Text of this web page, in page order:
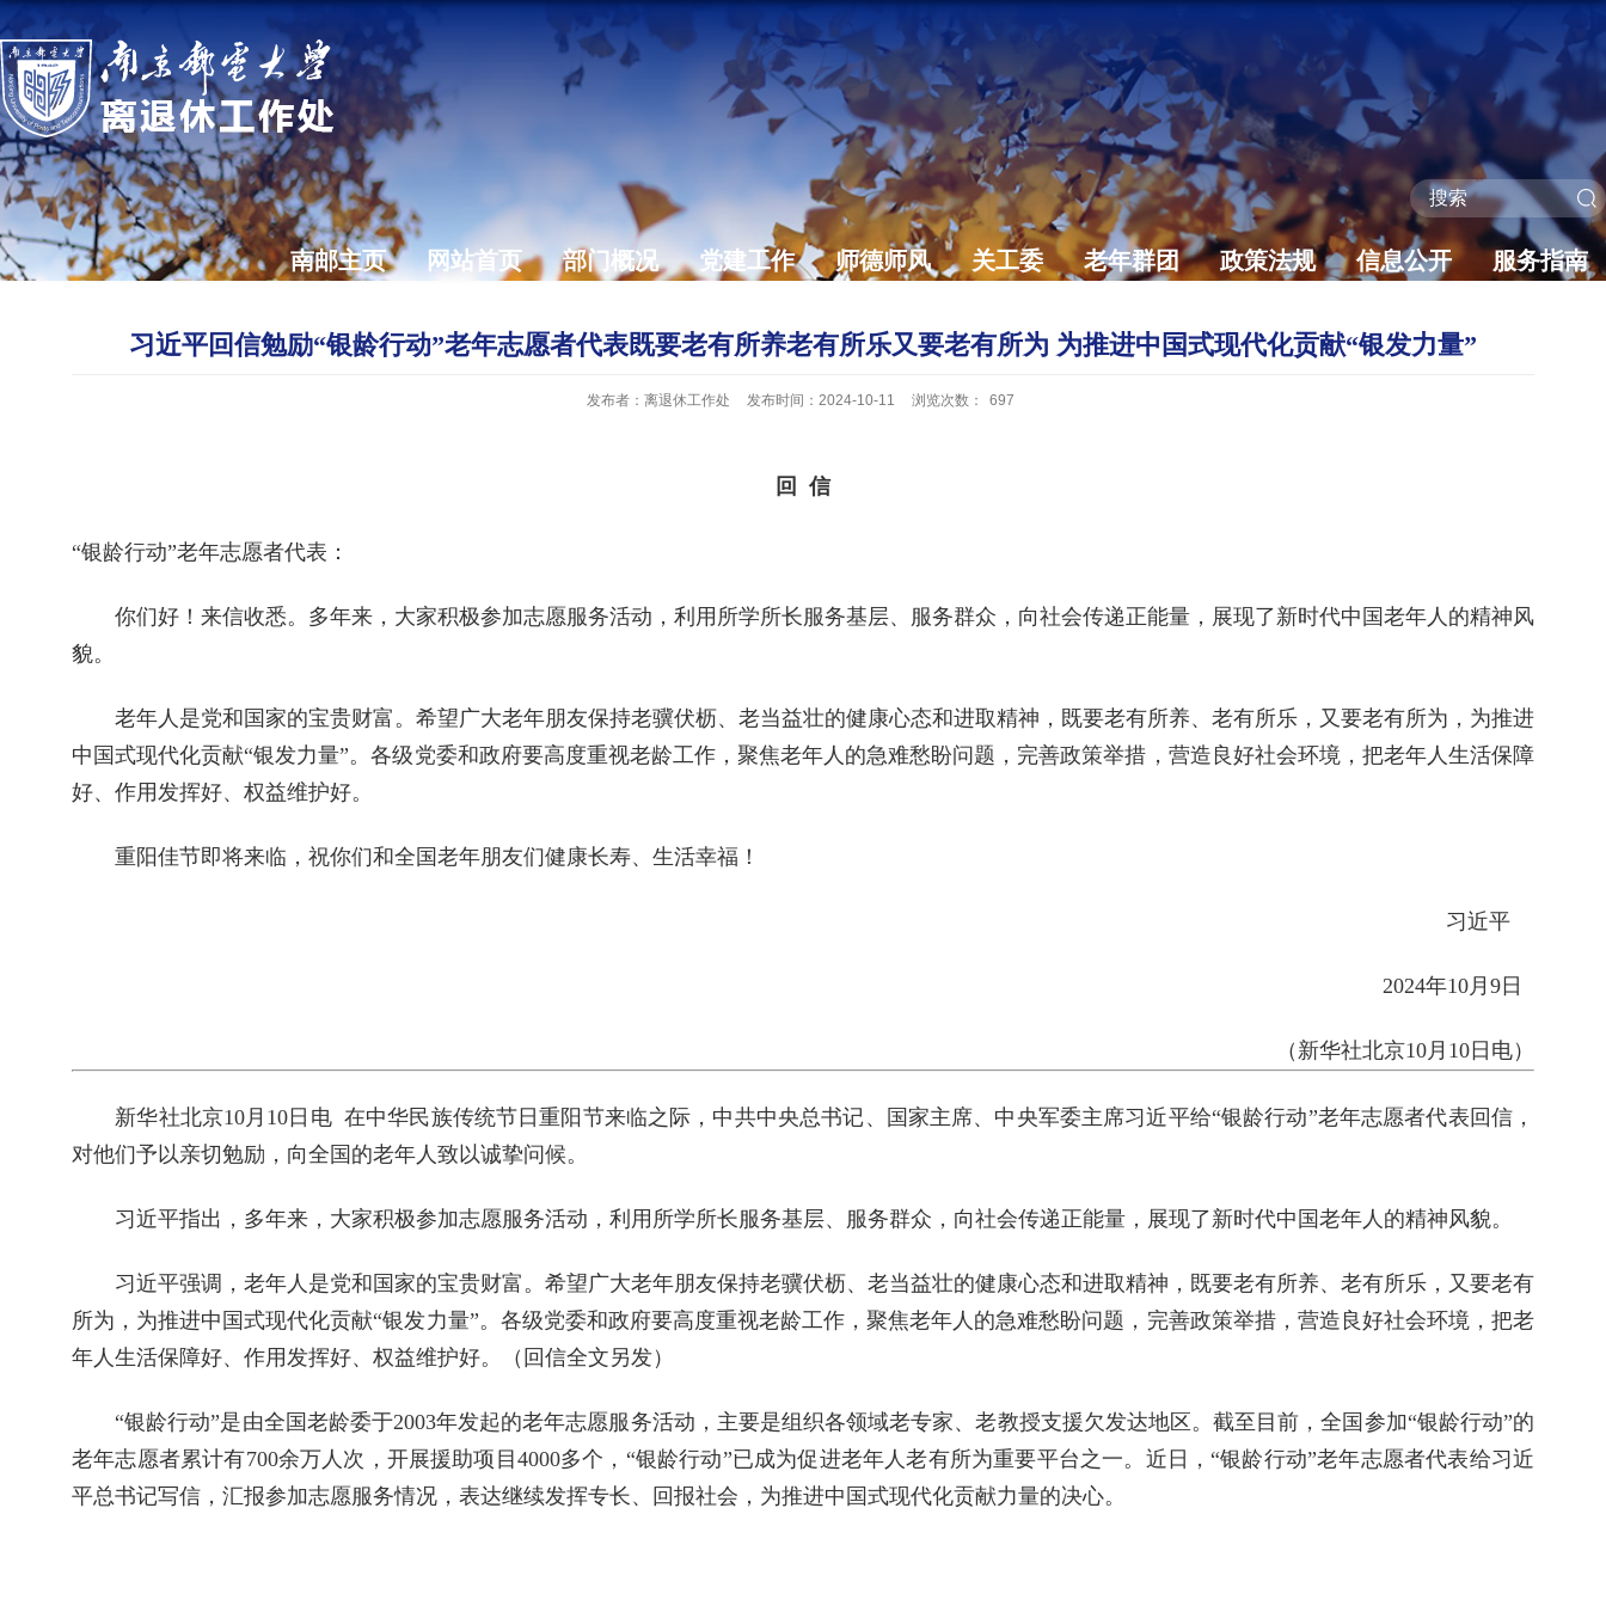
南邮主页 网站首页 部门概况 党建工作 师德师风 关工委 老年群团 政策法规 信息公开 服务指南
习近平回信勉励“银龄行动”老年志愿者代表既要老有所养老有所乐又要老有所为 为推进中国式现代化贡献“银发力量”
发布者：离退休工作处 发布时间：2024-10-11 浏览次数： 697
回 信
“银龄行动”老年志愿者代表：
你们好！来信收悉。多年来，大家积极参加志愿服务活动，利用所学所长服务基层、服务群众，向社会传递正能量，展现了新时代中国老年人的精神风
貌。
老年人是党和国家的宝贵财富。希望广大老年朋友保持老骥伏枥、老当益壮的健康心态和进取精神，既要老有所养、老有所乐，又要老有所为，为推进
中国式现代化贡献“银发力量”。各级党委和政府要高度重视老龄工作，聚焦老年人的急难愁盼问题，完善政策举措，营造良好社会环境，把老年人生活保障
好、作用发挥好、权益维护好。
重阳佳节即将来临，祝你们和全国老年朋友们健康长寿、生活幸福！
习近平
2024年10月9日
（新华社北京10月10日电）
新华社北京10月10日电 在中华民族传统节日重阳节来临之际，中共中央总书记、国家主席、中央军委主席习近平给“银龄行动”老年志愿者代表回信，
对他们予以亲切勉励，向全国的老年人致以诚挚问候。
习近平指出，多年来，大家积极参加志愿服务活动，利用所学所长服务基层、服务群众，向社会传递正能量，展现了新时代中国老年人的精神风貌。
习近平强调，老年人是党和国家的宝贵财富。希望广大老年朋友保持老骥伏枥、老当益壮的健康心态和进取精神，既要老有所养、老有所乐，又要老有
所为，为推进中国式现代化贡献“银发力量”。各级党委和政府要高度重视老龄工作，聚焦老年人的急难愁盼问题，完善政策举措，营造良好社会环境，把老
年人生活保障好、作用发挥好、权益维护好。（回信全文另发）
“银龄行动”是由全国老龄委于2003年发起的老年志愿服务活动，主要是组织各领域老专家、老教授支援欠发达地区。截至目前，全国参加“银龄行动”的
老年志愿者累计有700余万人次，开展援助项目4000多个，“银龄行动”已成为促进老年人老有所为重要平台之一。近日，“银龄行动”老年志愿者代表给习近
平总书记写信，汇报参加志愿服务情况，表达继续发挥专长、回报社会，为推进中国式现代化贡献力量的决心。